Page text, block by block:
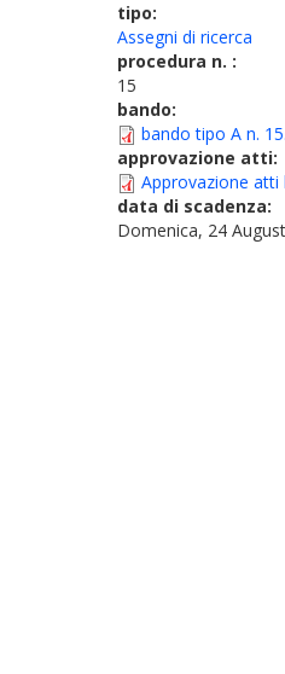
tipo:
Assegni di ricerca
procedura n. :
15
bando:
bando tipo A n.
approvazione atti:
Approvazione atti
data di scadenza:
Domenica, 24